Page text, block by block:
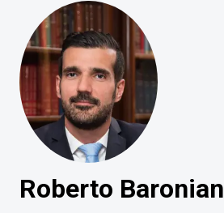
Roberto Baronian